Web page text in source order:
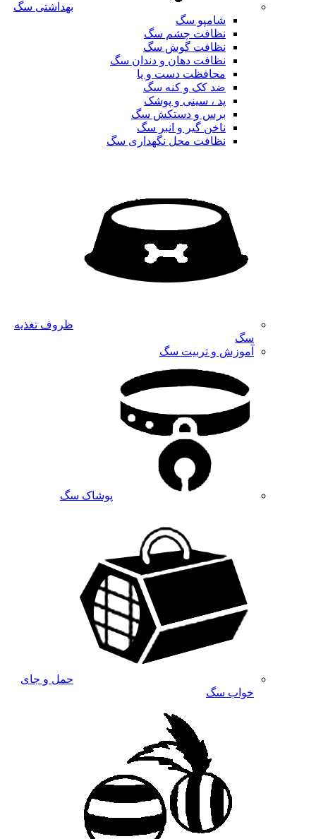
بهداشتی سگ
شامپو سگ
نظافت چشم سگ
نظافت گوش سگ
نظافت دهان و دندان سگ
محافظت دست و پا
ضد کک و کنه سگ
پد ، سینی و پوشک
برس و دستکش سگ
ناخن گیر و انبر سگ
نظافت محل نگهداری سگ
ظروف تغذیه
سگ
آموزش و تربیت سگ
پوشاک سگ
حمل و جای
خواب سگ